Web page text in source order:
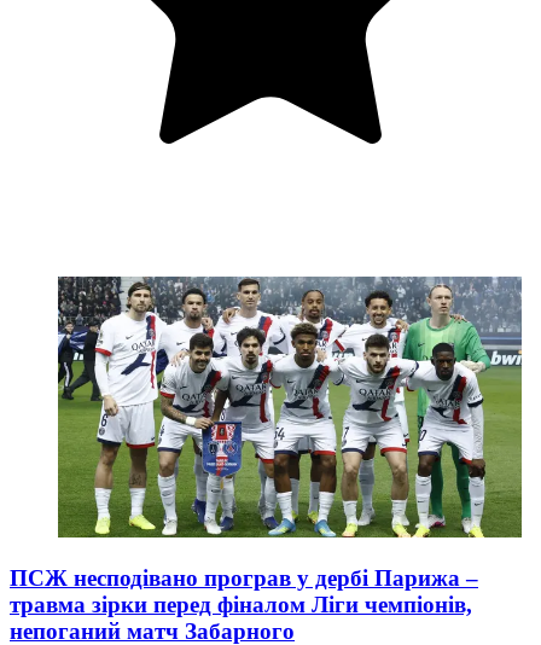
ПСЖ несподівано програв у дербі Парижа –
травма зірки перед фіналом Ліги чемпіонів,
непоганий матч Забарного